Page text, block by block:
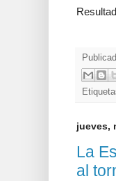
jueves,
La
al